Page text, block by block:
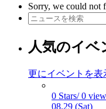
Sorry, we could not
人気のイベ
更にイベントを表
0 Stars/ 0
08.29 (Sat)